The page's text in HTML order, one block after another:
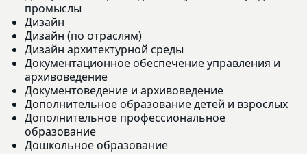
промыслы
Дизайн
Дизайн (по отраслям)
Дизайн архитектурной среды
Документационное обеспечение управления и
архивоведение
Документоведение и архивоведение
Дополнительное образование детей и взрослых
Дополнительное профессиональное
образование
Дошкольное образование